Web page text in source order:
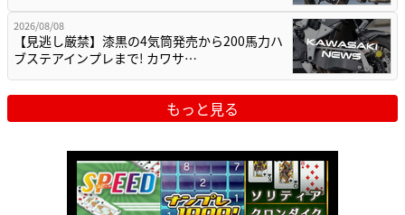
2026/08/08
【見逃し厳禁】漆黒の4気筒発売から200馬力ハ
ブステアインプレまで! カワサ…
もっと見る